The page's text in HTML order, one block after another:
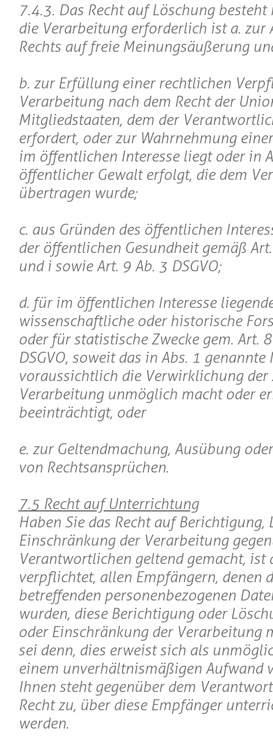
7.4.3. Das Recht auf Löschung
die Verarbeitung erforderlich ist a. zur
Rechts auf freie Meinungsäußerung
b. zur Erfüllung einer rechtlichen
Verarbeitung nach dem Recht der
Mitgliedstaaten, dem der
erfordert, oder zur Wahrnehmung
im öffentlichen Interesse liegt oder in
öffentlicher Gewalt erfolgt, die dem
übertragen wurde;
c. aus Gründen des öffentlichen
der öffentlichen Gesundheit gemäß
und i sowie Art. 9 Ab. 3 DSGVO;
d. für im öffentlichen Interesse
wissenschaftliche oder historische
oder für statistische Zwecke gem. Art.
DSGVO, soweit das in Abs. 1 genannte
voraussichtlich die Verwirklichung der
Verarbeitung unmöglich macht oder
beeinträchtigt, oder
e. zur Geltendmachung, Ausübung
von Rechtsansprüchen.
7.5 Recht auf Unterrichtung
Haben Sie das Recht auf Berichtigung,
Einschränkung der Verarbeitung
Verantwortlichen geltend gemacht, ist
verpflichtet, allen Empfängern, denen
betreffenden personenbezogenen
wurden, diese Berichtigung oder
oder Einschränkung der Verarbeitung
sei denn, dies erweist sich als
einem unverhältnismäßigen Aufwand
Ihnen steht gegenüber dem
Recht zu, über diese Empfänger
werden.